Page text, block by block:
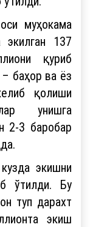
муҳокама
137
қуриб
баҳор ва ёз
қолиши
унишга
2-3 баробар
экишни
ўтилди. Бу
туп дарахт
экиш